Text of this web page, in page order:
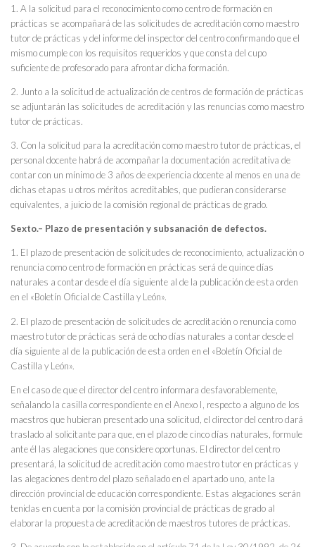
1. A la solicitud para el reconocimiento como centro de formación en
prácticas se acompañará de las solicitudes de acreditación como maestro
tutor de prácticas y del informe del inspector del centro confirmando que el
mismo cumple con los requisitos requeridos y que consta del cupo
suficiente de profesorado para afrontar dicha formación.
2. Junto a la solicitud de actualización de centros de formación de prácticas
se adjuntarán las solicitudes de acreditación y las renuncias como maestro
tutor de prácticas.
3. Con la solicitud para la acreditación como maestro tutor de prácticas, el
personal docente habrá de acompañar la documentación acreditativa de
contar con un mínimo de 3 años de experiencia docente al menos en una de
dichas etapas u otros méritos acreditables, que pudieran considerarse
equivalentes, a juicio de la comisión regional de prácticas de grado.
Sexto.– Plazo de presentación y subsanación de defectos.
1. El plazo de presentación de solicitudes de reconocimiento, actualización o
renuncia como centro de formación en prácticas será de quince días
naturales a contar desde el día siguiente al de la publicación de esta orden
en el «Boletín Oficial de Castilla y León».
2. El plazo de presentación de solicitudes de acreditación o renuncia como
maestro tutor de prácticas será de ocho días naturales a contar desde el
día siguiente al de la publicación de esta orden en el «Boletín Oficial de
Castilla y León».
En el caso de que el director del centro informara desfavorablemente,
señalando la casilla correspondiente en el Anexo I, respecto a alguno de los
maestros que hubieran presentado una solicitud, el director del centro dará
traslado al solicitante para que, en el plazo de cinco días naturales, formule
ante él las alegaciones que considere oportunas. El director del centro
presentará, la solicitud de acreditación como maestro tutor en prácticas y
las alegaciones dentro del plazo señalado en el apartado uno, ante la
dirección provincial de educación correspondiente. Estas alegaciones serán
tenidas en cuenta por la comisión provincial de prácticas de grado al
elaborar la propuesta de acreditación de maestros tutores de prácticas.